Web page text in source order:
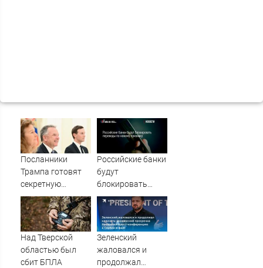
Посланники
Трампа готовят
секретную
миссию в Москву
и Киев
Российские банки
будут
блокировать
переводы по
новому признаку:
IVBG.ru
Над Тверской
областью был
сбит БПЛА
Зеленский
жаловался и
продолжал